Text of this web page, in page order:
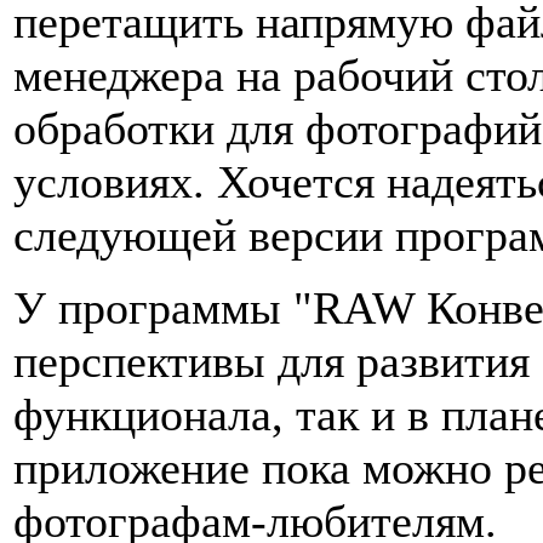
перетащить напрямую
менеджера на рабочий
обработки для
условиях. Хочется
следующей версии
У программы "RAW
перспективы для
функционала, так и в
приложение пока можно
фотографам-любителям.